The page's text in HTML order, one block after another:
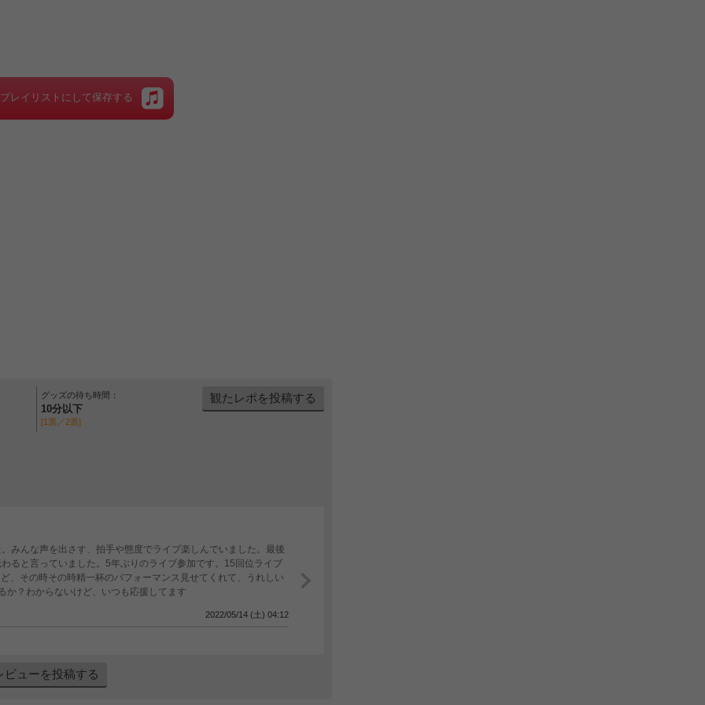
レイリストにして保存する
グッズの待ち時間：
10分以下
[1票／2票]
観たレポを投稿する
みんな声を出さす、拍手や態度でライブ楽しんでいました。最後
ると言っていました。5年ぶりのライブ参加です。15回位ライブ
、その時その時精一杯のパフォーマンス見せてくれて、うれしい
？わからないけど、いつも応援してます
2022/05/14 (土) 04:12
ビューを投稿する